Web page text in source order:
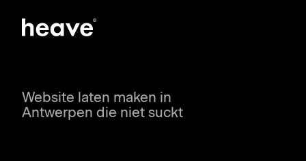
Website laten maken in
Antwerpen die niet suckt